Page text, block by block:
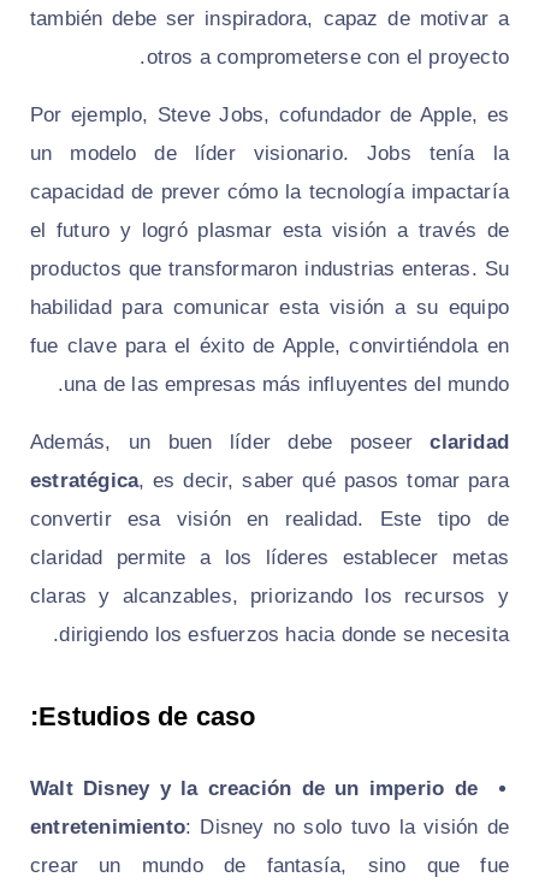
también debe ser inspiradora, capaz de motivar a
otros a comprometerse con el proyecto.
Por ejemplo, Steve Jobs, cofundador de Apple, es
un modelo de líder visionario. Jobs tenía la
capacidad de prever cómo la tecnología impactaría
el futuro y logró plasmar esta visión a través de
productos que transformaron industrias enteras. Su
habilidad para comunicar esta visión a su equipo
fue clave para el éxito de Apple, convirtiéndola en
una de las empresas más influyentes del mundo.
Además, un buen líder debe poseerclaridad
estratégica, es decir, saber qué pasos tomar para
convertir esa visión en realidad. Este tipo de
claridad permite a los líderes establecer metas
claras y alcanzables, priorizando los recursos y
dirigiendo los esfuerzos hacia donde se necesita.
Estudios de caso:
Walt Disney y la creación de un imperio de
entretenimiento: Disney no solo tuvo la visión de
crear un mundo de fantasía, sino que fue